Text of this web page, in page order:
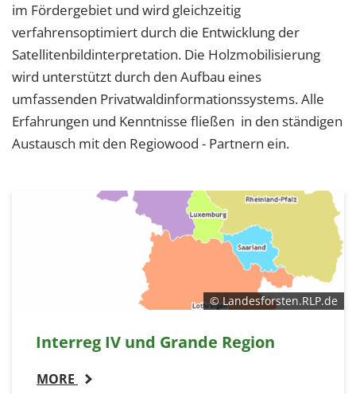
im Fördergebiet und wird gleichzeitig
verfahrensoptimiert durch die Entwicklung der
Satellitenbildinterpretation. Die Holzmobilisierung
wird unterstützt durch den Aufbau eines
umfassenden Privatwaldinformationssystems. Alle
Erfahrungen und Kenntnisse fließen in den ständigen
Austausch mit den Regiowood - Partnern ein.
© Landesforsten.RLP.de
Interreg IV und Grande Region
MORE